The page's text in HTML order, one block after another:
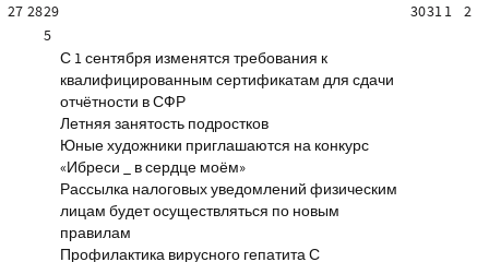
27 2829 30311 2
5
С 1 сентября изменятся требования к
квалифицированным сертификатам для сдачи
отчётности в СФР
Летняя занятость подростков
Юные художники приглашаются на конкурс
«Ибреси _ в сердце моём»
Рассылка налоговых уведомлений физическим
лицам будет осуществляться по новым
правилам
Профилактика вирусного гепатита С